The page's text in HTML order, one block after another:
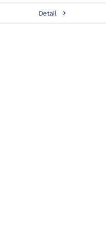
Detail